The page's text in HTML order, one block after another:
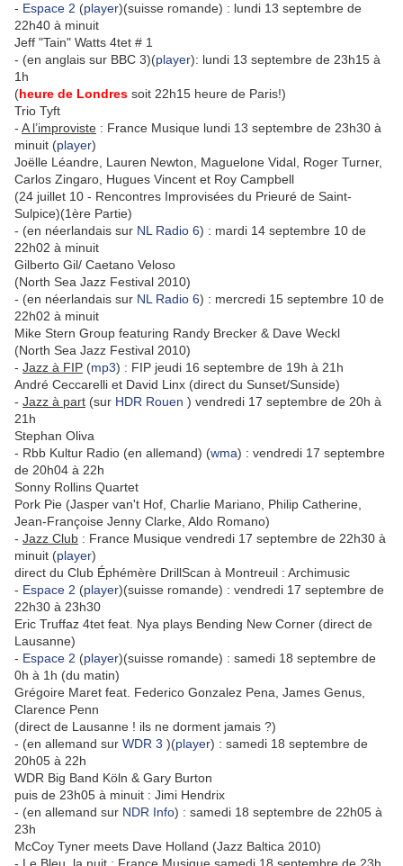
- Espace 2 (player)(suisse romande) : lundi 13 septembre de
22h40 à minuit
Jeff "Tain" Watts 4tet # 1
- (en anglais sur BBC 3)(player): lundi 13 septembre de 23h15 à
1h
(heure de Londres soit 22h15 heure de Paris!)
Trio Tyft
- A l’improviste : France Musique lundi 13 septembre de 23h30 à
minuit (player)
Joëlle Léandre, Lauren Newton, Maguelone Vidal, Roger Turner,
Carlos Zingaro, Hugues Vincent et Roy Campbell
(24 juillet 10 - Rencontres Improvisées du Prieuré de Saint-
Sulpice)(1ère Partie)
- (en néerlandais sur NL Radio 6) : mardi 14 septembre 10 de
22h02 à minuit
Gilberto Gil/ Caetano Veloso
(North Sea Jazz Festival 2010)
- (en néerlandais sur NL Radio 6) : mercredi 15 septembre 10 de
22h02 à minuit
Mike Stern Group featuring Randy Brecker & Dave Weckl
(North Sea Jazz Festival 2010)
- Jazz à FIP (mp3) : FIP jeudi 16 septembre de 19h à 21h
André Ceccarelli et David Linx (direct du Sunset/Sunside)
- Jazz à part (sur HDR Rouen ) vendredi 17 septembre de 20h à
21h
Stephan Oliva
- Rbb Kultur Radio (en allemand) (wma) : vendredi 17 septembre
de 20h04 à 22h
Sonny Rollins Quartet
Pork Pie (Jasper van't Hof, Charlie Mariano, Philip Catherine,
Jean-Françoise Jenny Clarke, Aldo Romano)
- Jazz Club : France Musique vendredi 17 septembre de 22h30 à
minuit (player)
direct du Club Éphémère DrillScan à Montreuil : Archimusic
- Espace 2 (player)(suisse romande) : vendredi 17 septembre de
22h30 à 23h30
Eric Truffaz 4tet feat. Nya plays Bending New Corner (direct de
Lausanne)
- Espace 2 (player)(suisse romande) : samedi 18 septembre de
0h à 1h (du matin)
Grégoire Maret feat. Federico Gonzalez Pena, James Genus,
Clarence Penn
(direct de Lausanne ! ils ne dorment jamais ?)
- (en allemand sur WDR 3 )(player) : samedi 18 septembre de
20h05 à 22h
WDR Big Band Köln & Gary Burton
puis de 23h05 à minuit : Jimi Hendrix
- (en allemand sur NDR Info) : samedi 18 septembre de 22h05 à
23h
McCoy Tyner meets Dave Holland (Jazz Baltica 2010)